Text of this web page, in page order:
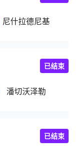
尼什拉德尼基
潘切沃泽勒
已结束
已结束